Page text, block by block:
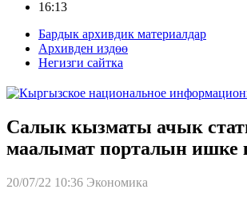
16:13
Бардык архивдик материалдар
Архивден издөө
Негизги сайтка
Салык кызматы ачык
маалымат порталын ишке
20/07/22 10:36 Экономика